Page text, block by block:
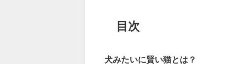
目次
犬みたいに賢い猫とは？